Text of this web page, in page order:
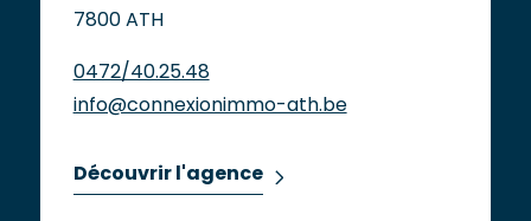
7800 ATH
0472/40.25.48
info@connexionimmo-ath.be
Découvrir l'agence